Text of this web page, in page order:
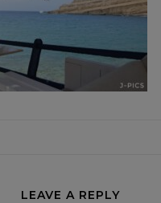
LEAVE A REPLY